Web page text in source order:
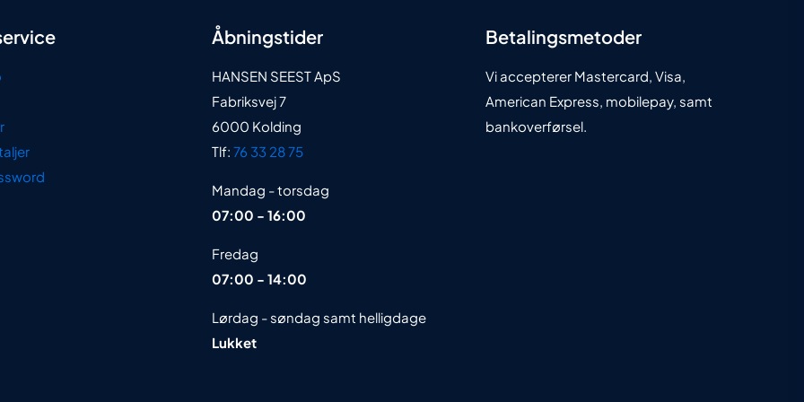
Åbningstider
HANSEN SEEST ApS
Fabriksvej 7
6000 Kolding
Tlf: 76 33 28 75
Mandag - torsdag
07:00 - 16:00
Fredag
07:00 - 14:00
Lørdag - søndag samt helligdage
Lukket
Betalingsmetoder
Vi accepterer Mastercard, Visa,
American Express, mobilepay, samt
bankoverførsel.